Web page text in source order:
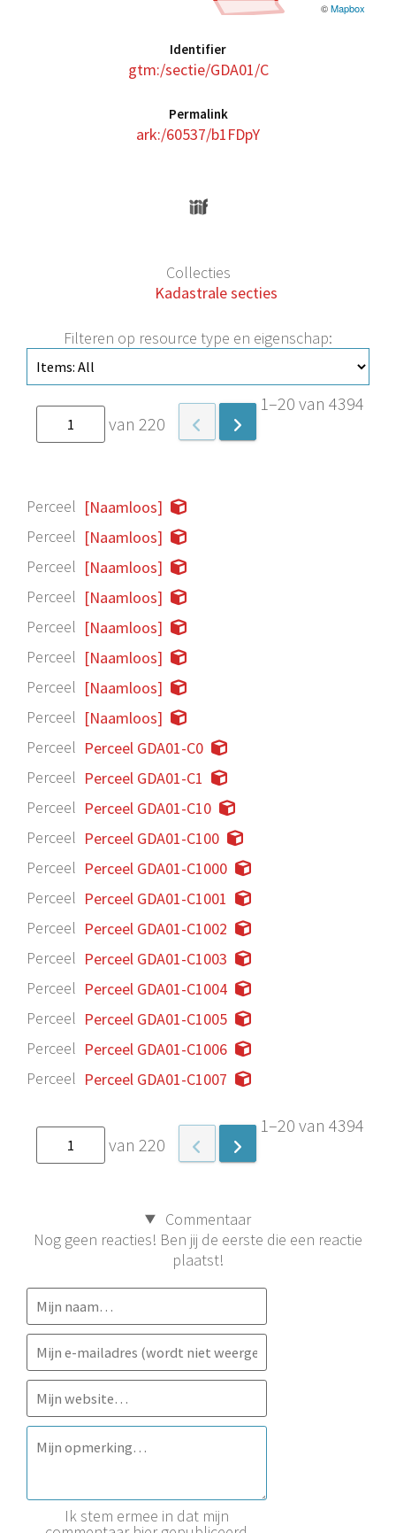
©Mapbox
Identifier
gtm:/sectie/GDA01/C
Permalink
ark:/60537/b1FDpY
Collecties
Kadastrale secties
Filteren op resource type en eigenschap:
van 220
1–20 van 4394
Perceel [Naamloos]
Perceel [Naamloos]
Perceel [Naamloos]
Perceel [Naamloos]
Perceel [Naamloos]
Perceel [Naamloos]
Perceel [Naamloos]
Perceel [Naamloos]
Perceel Perceel GDA01-C0
Perceel Perceel GDA01-C1
Perceel Perceel GDA01-C10
Perceel Perceel GDA01-C100
Perceel Perceel GDA01-C1000
Perceel Perceel GDA01-C1001
Perceel Perceel GDA01-C1002
Perceel Perceel GDA01-C1003
Perceel Perceel GDA01-C1004
Perceel Perceel GDA01-C1005
Perceel Perceel GDA01-C1006
Perceel Perceel GDA01-C1007
van 220
1–20 van 4394
Commentaar
Nog geen reacties! Ben jij de eerste die een reactie
plaatst!
Ik stem ermee in dat mijn